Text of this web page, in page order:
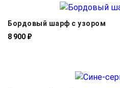
Бордовый шарф с узором
8 900 ₽